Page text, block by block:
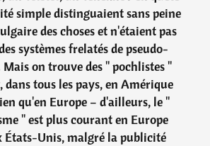
simple distinguaient sans peine
des choses et n'étaient pas
systèmes frelatés de pseudo-
Mais on trouve des " pochlistes "
tous les pays, en Amérique
qu'en Europe – d'ailleurs, le "
" est plus courant en Europe
États-Unis, malgré la publicité